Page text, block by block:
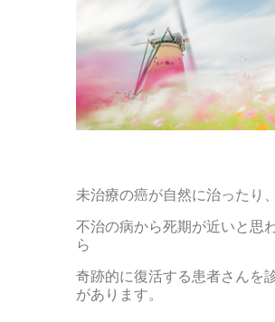
未治療の癌が自然に治ったり、
不治の病から死期が近いと思
ら
奇跡的に復活する患者さんを
があります。